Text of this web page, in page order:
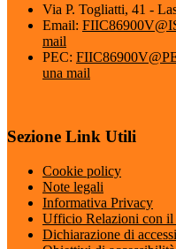
Via P. Togliatti, 41 -
Email:
mail
PEC:
una mail
Sezione Link Utili
Cookie policy
Note legali
Informativa Privacy
Ufficio Relazioni con il
Dichiarazione di